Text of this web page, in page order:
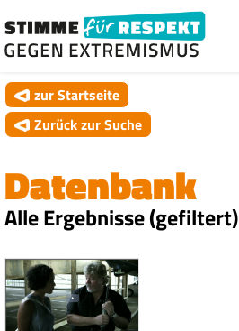
zur Startseite
Datenbank
Zurück zur Suche
Alle Ergebnisse (gefiltert)